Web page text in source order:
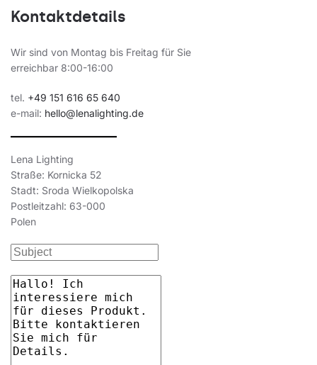
Kontaktdetails
Wir sind von Montag bis Freitag für Sie
erreichbar 8:00-16:00
tel. +49 151 616 65 640
e-mail: hello@lenalighting.de
Lena Lighting
Straße: Kornicka 52
Stadt: Sroda Wielkopolska
Postleitzahl: 63-000
Polen